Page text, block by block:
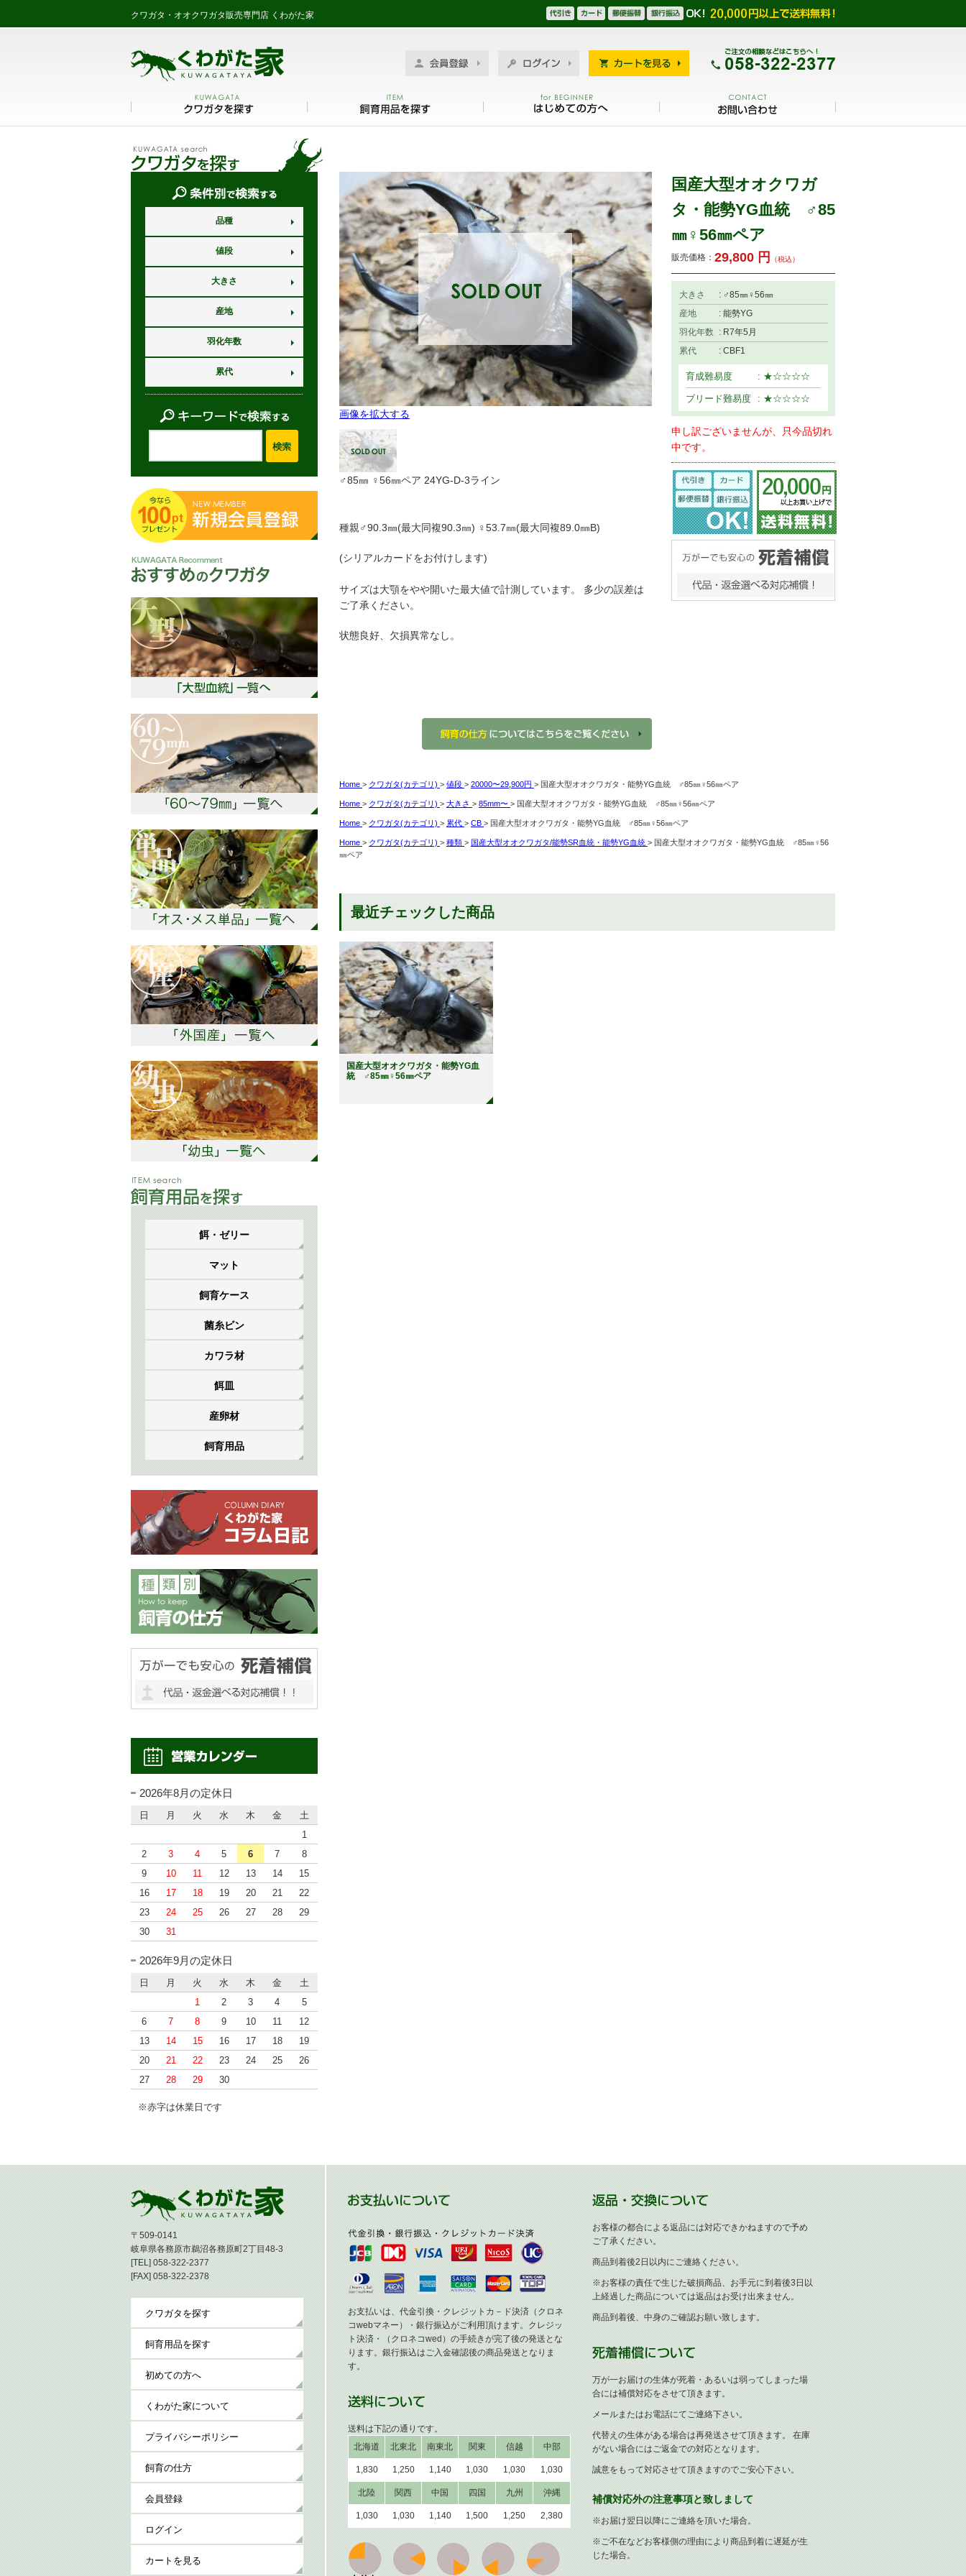
クワガタ・オオクワガタ販売専門店 くわがた家
画像を拡大する
♂85㎜ ♀56㎜ペア 24YG-D-3ライン
種親♂90.3㎜(最大同複90.3㎜) ♀53.7㎜(最大同複89.0㎜B)
(シリアルカードをお付けします)
サイズは大顎をやや開いた最大値で計測しています。 多少の誤差は
ご了承ください。
状態良好、欠損異常なし。
国産大型オオクワガ
タ・能勢YG血統 ♂85
㎜♀56㎜ペア
販売価格： 29,800 円 （税込）
大きさ
: ♂85㎜♀56㎜
産地
: 能勢YG
羽化年数 : R7年5月
累代
: CBF1
育成難易度 : ★☆☆☆☆
ブリード難易度 : ★☆☆☆☆
申し訳ございませんが、只今品切れ
中です。
Home > クワガタ(カテゴリ) > 値段 > 20000〜29,900円 > 国産大型オオクワガタ・能勢YG血統 ♂85㎜♀56㎜ペア
Home > クワガタ(カテゴリ) > 大きさ > 85mm〜 > 国産大型オオクワガタ・能勢YG血統 ♂85㎜♀56㎜ペア
Home > クワガタ(カテゴリ) > 累代 > CB > 国産大型オオクワガタ・能勢YG血統 ♂85㎜♀56㎜ペア
Home > クワガタ(カテゴリ) > 種類 > 国産大型オオクワガタ/能勢SR血統・能勢YG血統 > 国産大型オオクワガタ・能勢YG血統 ♂85㎜♀56
㎜ペア
最近チェックした商品
国産大型オオクワガタ・能勢YG血
統 ♂85㎜♀56㎜ペア
品種
値段
大きさ
産地
羽化年数
累代
餌・ゼリー
マット
飼育ケース
菌糸ビン
カワラ材
餌皿
産卵材
飼育用品
2026年8月の定休日
日 月 火 水 木 金
土
1
2
3 4 5 6 7
8
9
10 11 12 13 14
15
16
17 18 19 20 21
22
23
24 25 26 27 28
29
30
31
2026年9月の定休日
日 月 火 水 木 金
土
1
2 3 4
5
6
7 8 9 10 11
12
13
14 15 16 17 18
19
20
21 22 23 24 25
26
27
28 29 30
※赤字は休業日です
〒509-0141
岐阜県各務原市鵜沼各務原町2丁目48-3
[TEL] 058-322-2377
[FAX] 058-322-2378
クワガタを探す
飼育用品を探す
初めての方へ
くわがた家について
プライバシーポリシー
飼育の仕方
会員登録
ログイン
カートを見る
お支払いは、代金引換・クレジットカ－ド決済（クロネ
コwebマネー）・銀行振込がご利用頂けます。クレジッ
ト決済・（クロネコwed）の手続きが完了後の発送とな
ります。銀行振込はご入金確認後の商品発送となりま
す。
送料は下記の通りです。
北海道
北東北 南東北 関東 信越 中部
1,830 1,250 1,140 1,030 1,030 1,030
北陸 関西 中国 四国 九州 沖縄
1,030 1,030 1,140 1,500 1,250 2,380
お客様の都合による返品には対応できかねますので予め
ご了承ください。
商品到着後2日以内にご連絡ください。
※お客様の責任で生じた破損商品、お手元に到着後3日以
上経過した商品については返品はお受け出来ません。
商品到着後、中身のご確認お願い致します。
万が一お届けの生体が死着・あるいは弱ってしまった場
合には補償対応をさせて頂きます。
メールまたはお電話にてご連絡下さい。
代替えの生体がある場合は再発送させて頂きます。 在庫
がない場合にはご返金での対応となります。
誠意をもって対応させて頂きますのでご安心下さい。
補償対応外の注意事項と致しまして
※お届け翌日以降にご連絡を頂いた場合。
※ご不在などお客様側の理由により商品到着に遅延が生
じた場合。